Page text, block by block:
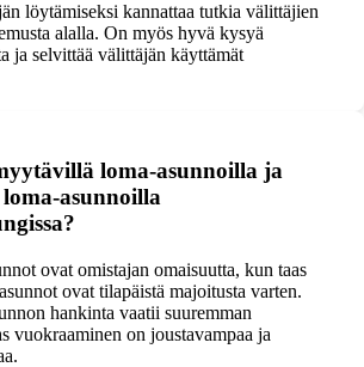
löytämiseksi kannattaa tutkia välittäjien
alalla. On myös hyvä kysyä
ja selvittää välittäjän käyttämät
loma-asunnoilla ja
asunnoilla
ovat omistajan omaisuutta, kun taas
ovat tilapäistä majoitusta varten.
hankinta vaatii suuremman
vuokraaminen on joustavampaa ja